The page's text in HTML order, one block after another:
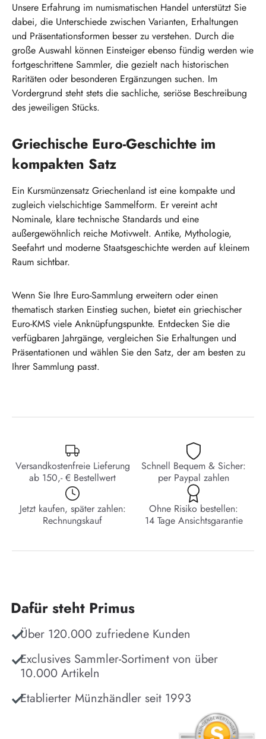
Unsere Erfahrung im numismatischen Handel unterstützt Sie
dabei, die Unterschiede zwischen Varianten, Erhaltungen
und Präsentationsformen besser zu verstehen. Durch die
große Auswahl können Einsteiger ebenso fündig werden wie
fortgeschrittene Sammler, die gezielt nach historischen
Raritäten oder besonderen Ergänzungen suchen. Im
Vordergrund steht stets die sachliche, seriöse Beschreibung
des jeweiligen Stücks.
Griechische Euro-Geschichte im
kompakten Satz
Ein Kursmünzensatz Griechenland ist eine kompakte und
zugleich vielschichtige Sammelform. Er vereint acht
Nominale, klare technische Standards und eine
außergewöhnlich reiche Motivwelt. Antike, Mythologie,
Seefahrt und moderne Staatsgeschichte werden auf kleinem
Raum sichtbar.
Wenn Sie Ihre Euro-Sammlung erweitern oder einen
thematisch starken Einstieg suchen, bietet ein griechischer
Euro-KMS viele Anknüpfungspunkte. Entdecken Sie die
verfügbaren Jahrgänge, vergleichen Sie Erhaltungen und
Präsentationen und wählen Sie den Satz, der am besten zu
Ihrer Sammlung passt.
Versandkostenfreie Lieferung
ab 150,- € Bestellwert
Schnell Bequem & Sicher:
per Paypal zahlen
Jetzt kaufen, später zahlen:
Rechnungskauf
Ohne Risiko bestellen:
14 Tage Ansichtsgarantie
Dafür steht Primus
Über 120.000 zufriedene Kunden
Exclusives Sammler-Sortiment von über
10.000 Artikeln
Etablierter Münzhändler seit 1993